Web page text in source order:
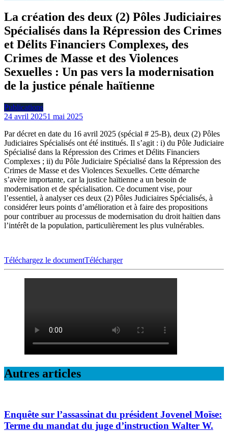
La création des deux (2) Pôles Judiciaires
Spécialisés dans la Répression des Crimes
et Délits Financiers Complexes, des
Crimes de Masse et des Violences
Sexuelles : Un pas vers la modernisation
de la justice pénale haïtienne
Publications
24 avril 20251 mai 2025
Par décret en date du 16 avril 2025 (spécial # 25-B), deux (2) Pôles
Judiciaires Spécialisés ont été institués. Il s’agit : i) du Pôle Judiciaire
Spécialisé dans la Répression des Crimes et Délits Financiers
Complexes ; ii) du Pôle Judiciaire Spécialisé dans la Répression des
Crimes de Masse et des Violences Sexuelles. Cette démarche
s’avère importante, car la justice haïtienne a un besoin de
modernisation et de spécialisation. Ce document vise, pour
l’essentiel, à analyser ces deux (2) Pôles Judiciaires Spécialisés, à
considérer leurs points d’amélioration et à faire des propositions
pour contribuer au processus de modernisation du droit haïtien dans
l’intérêt de la population, particulièrement les plus vulnérables.
Téléchargez le documentTélécharger
Autres articles
Enquête sur l’assassinat du président Jovenel Moïse:
Terme du mandat du juge d’instruction Walter W.